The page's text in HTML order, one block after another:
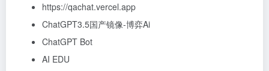
https://qachat.vercel.app
ChatGPT3.5国产镜像-博弈Ai
ChatGPT Bot
AI EDU